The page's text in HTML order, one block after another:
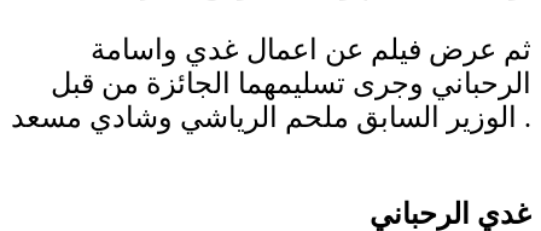
ثم عرض فيلم عن اعمال غدي واسامة
الرحباني وجرى تسليمهما الجائزة من قبل
الوزير السابق ملحم الرياشي وشادي مسعد .
غدي الرحباني